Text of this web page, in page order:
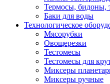
Термосы, бидоны,
Баки для воды
Технологическое
Мясорубки
Овощерезки
Тестомесы
Тестомесы для
Миксеры
Миксеры ручные